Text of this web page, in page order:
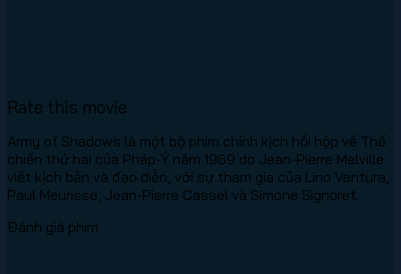
Rate this movie
Army of Shadows là một bộ phim chính kịch hồi hộp về Thế
chiến thứ hai của Pháp-Ý năm 1969 do Jean-Pierre Melville
viết kịch bản và đạo diễn, với sự tham gia của Lino Ventura,
Paul Meurisse, Jean-Pierre Cassel và Simone Signoret.
Đánh giá phim